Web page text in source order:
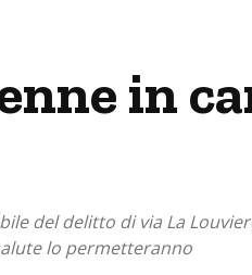
in
del delitto di via La
lo permetteranno